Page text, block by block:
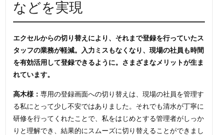
などを実現
エクセルからの切り替えにより、それまで登録を行っていたス
タッフの業務が軽減。入力ミスもなくなり、現場の社員も時間
を有効活用して登録できるように。さまざまなメリットが生ま
れています。
高木様：専用の登録画面への切り替えは、現場の社員を管理す
る私にとって少し不安ではありました。それでも清水が丁寧に
研修を行ってくれたことで、私をはじめとする管理者がしっか
りと理解でき、結果的にスムーズに切り替えることができまし